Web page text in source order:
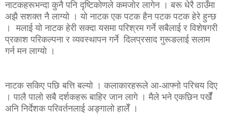
नाटकहरूभन्दा कुनै पनि दृष्टिकोणले कमजोर लागेन । बरू धेरै ठाउँमा
अझै सशक्त नै लाग्यो । यो नाटक एक पटक हैन पटक पटक हेरे हुन्छ
। मलाई यो नाटक हेरी सक्दा यसमा परिश्रम गर्ने सबैलाई र विशेषगरी
प्रकाश परिकल्पना र व्यवस्थापन गर्ने दिलप्रसाद गुरूङलाई सलाम
गर्न मन लाग्यो ।
नाटक सकिए पछि बत्ति बल्यो । कलाकारहरूले आ-आफ्नो परिचय दिए
। पालै पालो सबै दर्शकहरू बाहिर जान लागे । मैले भने एकछिन पर्खेँ
अनि निर्देशक परिवर्तनलाई अङ्गालो हालेँ ।